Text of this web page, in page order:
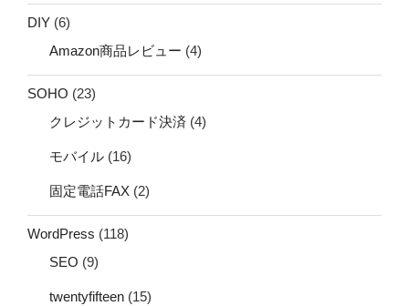
DIY (6)
Amazon商品レビュー (4)
SOHO (23)
クレジットカード決済 (4)
モバイル (16)
固定電話FAX (2)
WordPress (118)
SEO (9)
twentyfifteen (15)